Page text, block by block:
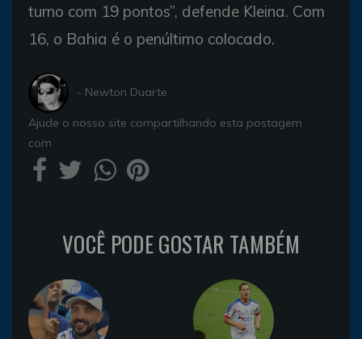
turno com 19 pontos”, defende Kleina. Com
16, o Bahia é o penúltimo colocado.
- Newton Duarte
Ajude o nosso site compartilhando esta postagem
com
VOCÊ PODE GOSTAR TAMBÉM